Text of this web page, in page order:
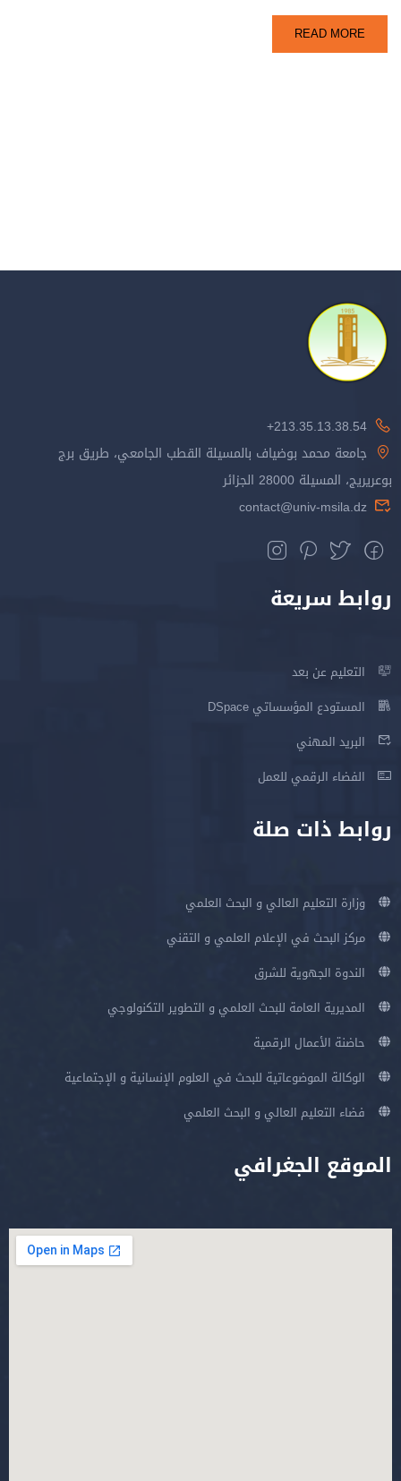
READ MORE
213.35.13.38.54+
جامعة محمد بوضياف بالمسيلة القطب الجامعي، طريق برج
بوعريريج، المسيلة 28000 الجزائر
contact@univ-msila.dz
روابط سريعة
التعليم عن بعد
المستودع المؤسساتي DSpace
البريد المهني
الفضاء الرقمي للعمل
روابط ذات صلة
وزارة التعليم العالي و البحث العلمي
مركز البحث في الإعلام العلمي و التقني
الندوة الجهوية للشرق
المديرية العامة للبحث العلمي و التطوير التكنولوجي
حاضنة الأعمال الرقمية
الوكالة الموضوعاتية للبحث في العلوم الإنسانية و الإجتماعية
فضاء التعليم العالي و البحث العلمي
الموقع الجغرافي